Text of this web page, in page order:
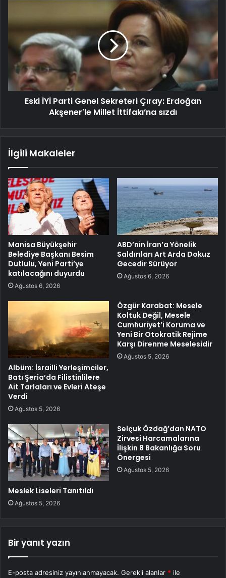
Eski İYİ Parti Genel Sekreteri Çıray: Erdoğan
Akşener'le Millet İttifakı’na sızdı
İlgili Makaleler
Manisa Büyükşehir
Belediye Başkanı Besim
Dutlulu, Yeni Parti’ye
katılacağını duyurdu
Ağustos 6, 2026
ABD’nin İran’a Yönelik
Saldırıları Art Arda Dokuz
Gecedir Sürüyor
Ağustos 6, 2026
Albüm: İsrailli Yerleşimciler,
Batı Şeria’da Filistinlilere
Ait Tarlaları ve Evleri Ateşe
Verdi
Ağustos 5, 2026
Özgür Karabat: Mesele
Koltuk Değil, Mesele
Cumhuriyet’i Koruma ve
Yeni Bir Otokratik Rejime
Karşı Direnme Meselesidir
Ağustos 5, 2026
Meslek Liseleri Tanıtıldı
Ağustos 5, 2026
Selçuk Özdağ’dan NATO
Zirvesi Harcamalarına
İlişkin 8 Bakanlığa Soru
Önergesi
Ağustos 5, 2026
Bir yanıt yazın
E-posta adresiniz yayınlanmayacak. Gerekli alanlar * ile